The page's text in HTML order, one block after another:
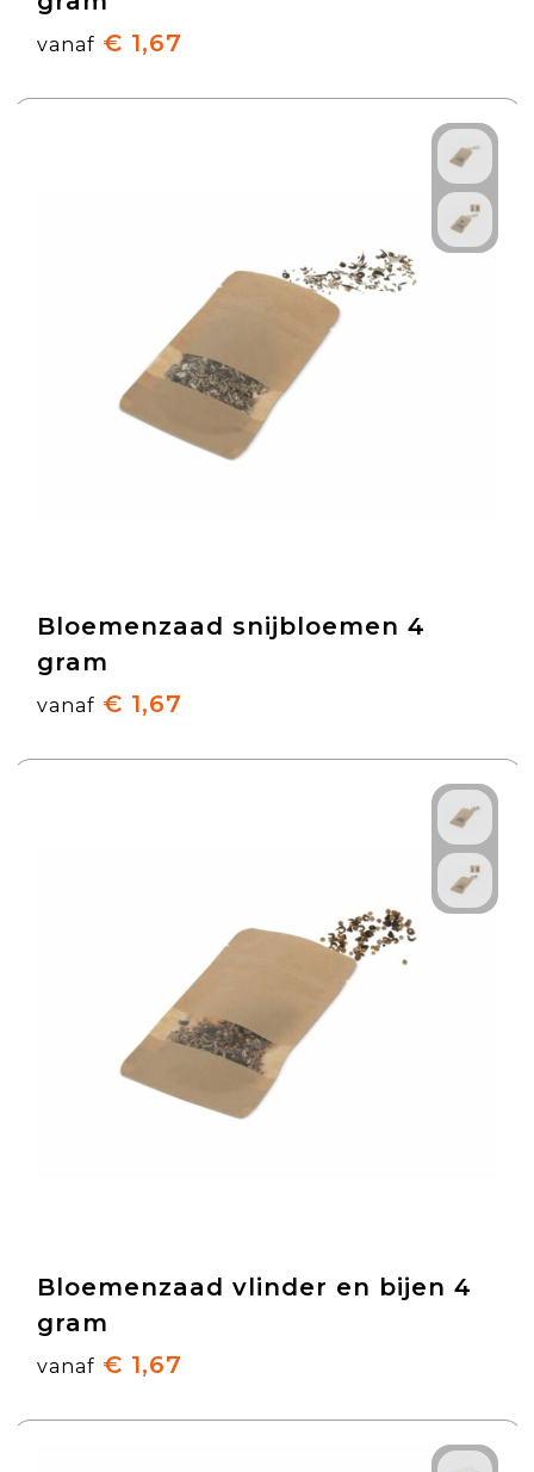
vanaf € 1,67
Bloemenzaad snijbloemen 4
gram
vanaf € 1,67
Bloemenzaad vlinder en bijen 4
gram
vanaf € 1,67